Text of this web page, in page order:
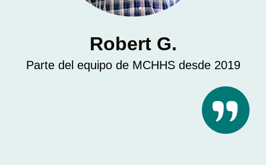
Robert G.
Parte del equipo de MCHHS desde 2019